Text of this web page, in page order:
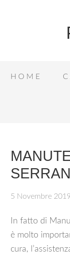
HOME
5 Novembre 2019
In fatto di
è molto
cura,